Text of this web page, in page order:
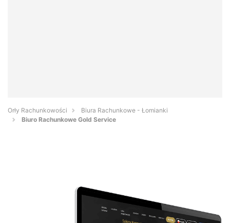
Orły Rachunkowości
Biura Rachunkowe - Łomianki
Biuro Rachunkowe Gold Service